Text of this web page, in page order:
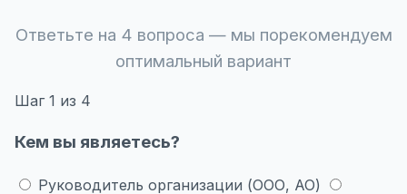
Ответьте на 4 вопроса — мы порекомендуем
оптимальный вариант
Шаг 1 из 4
Кем вы являетесь?
Руководитель организации (ООО, АО)